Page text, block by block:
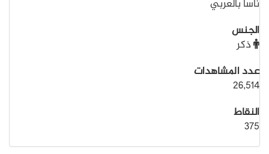
ناسا بالعربي
الجنس
ذكر
عدد المشاهدات
26,514
النقاط
375